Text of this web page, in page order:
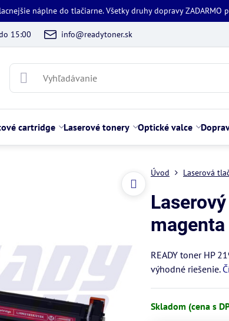
náplne do tlačiarne. Všetky druhy dopravy ZADARMO
15:00 info@readytoner.sk
cartridge Laserové tonery Optické valce
Úvod Laserová
READY toner HP
výhodné riešenie.
Skladom (cena s